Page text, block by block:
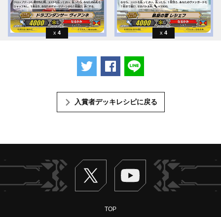
4 4
ツイートするFacebookでシェアする
入賞者デッキレシピに戻る
Twitter ヴァンガードch
TOP